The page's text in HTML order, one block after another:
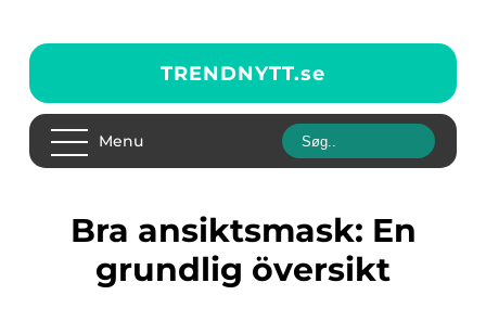
TRENDNYTT.se
Menu
Bra ansiktsmask: En
grundlig översikt